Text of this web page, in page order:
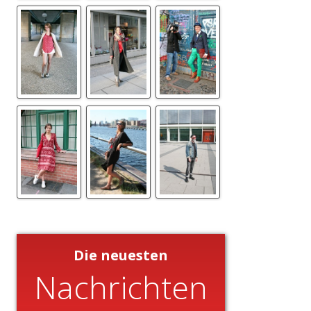
Die neuesten
Nachrichten